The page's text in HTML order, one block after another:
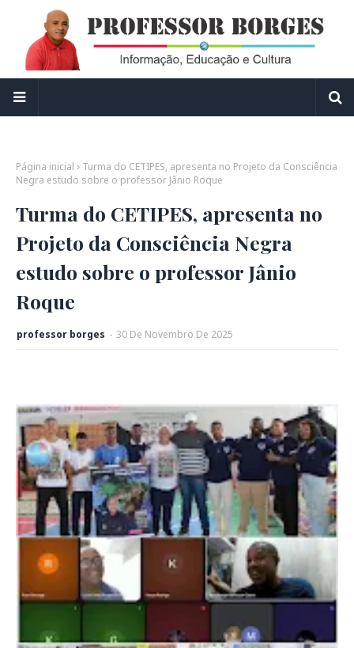
Página inicial
Turma do CETIPES, apresenta no Projeto da Consciência
Negra estudo sobre o professor Jânio Roque
Turma do CETIPES, apresenta no
Projeto da Consciência Negra
estudo sobre o professor Jânio
Roque
professor borges - 30 De Novembro De 2025